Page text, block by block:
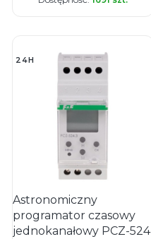
24H
Astronomiczny
programator czasowy
jednokanałowy PCZ-524